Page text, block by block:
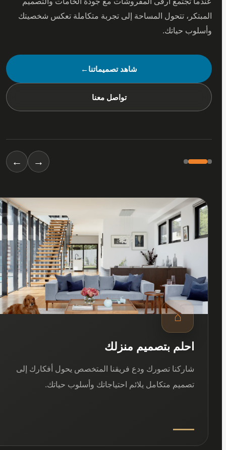
تتحول المساحة إلى تجربة متكاملة تعكس شخصيتك
حياتك.
شاهد تصميماتنا ←
تواصل معنا
←
01
⌂
احلم بتصميم منزلك
شاركنا تصورك ودع فريقنا المتخصص يحول أفكارك إلى
تصميم متكامل يلائم احتياجاتك وأسلوب حياتك.